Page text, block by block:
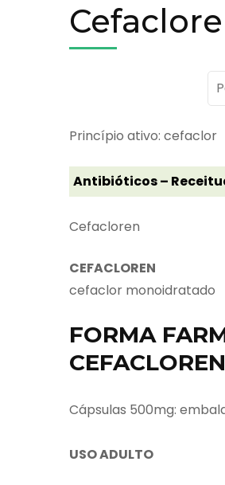
Princípio ativo: cefaclor
Antibióticos –
Cefacloren
CEFACLOREN
cefaclor monoidratado
FORMA
CEFACLOREN
Cápsulas 500mg:
USO ADULTO